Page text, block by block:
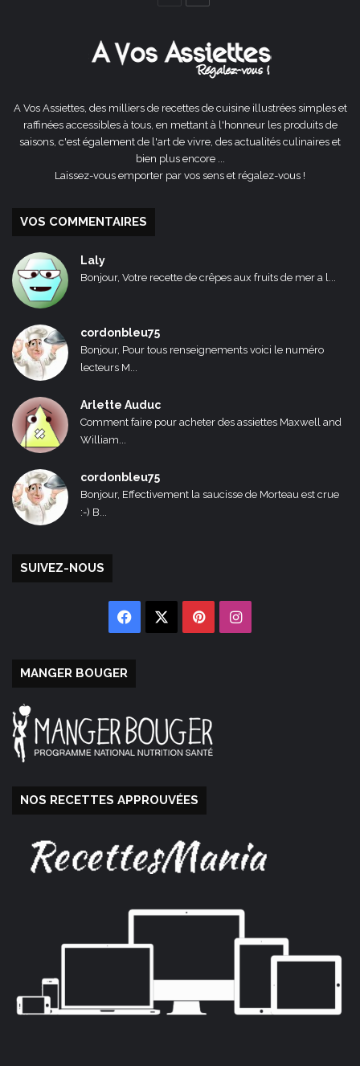
A Vos Assiettes, des milliers de recettes de cuisine illustrées simples et
raffinées accessibles à tous, en mettant à l'honneur les produits de
saisons, c'est également de l'art de vivre, des actualités culinaires et
bien plus encore ...
Laissez-vous emporter par vos sens et régalez-vous !
VOS COMMENTAIRES
Laly
Bonjour, Votre recette de crêpes aux fruits de mer a l...
cordonbleu75
Bonjour, Pour tous renseignements voici le numéro
lecteurs M...
Arlette Auduc
Comment faire pour acheter des assiettes Maxwell and
William...
cordonbleu75
Bonjour, Effectivement la saucisse de Morteau est crue
:-) B...
SUIVEZ-NOUS
Facebook PinterestInstagram
MANGER BOUGER
NOS RECETTES APPROUVÉES